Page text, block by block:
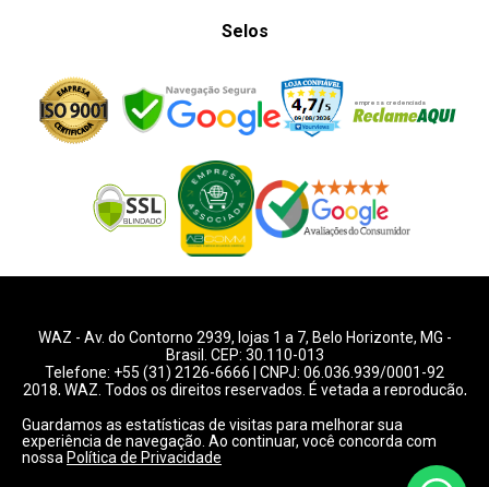
Selos
WAZ - Av. do Contorno 2939, lojas 1 a 7, Belo Horizonte, MG -
Brasil. CEP: 30.110-013
Telefone: +55 (31) 2126-6666 | CNPJ: 06.036.939/0001-92
2018, WAZ. Todos os direitos reservados. É vetada a reprodução,
Preços e condições de pagamentos válidos exclusivamente
para compras pelo website.
Guardamos as estatísticas de visitas para melhorar sua
experiência de navegação. Ao continuar, você concorda com
nossa Política de Privacidade